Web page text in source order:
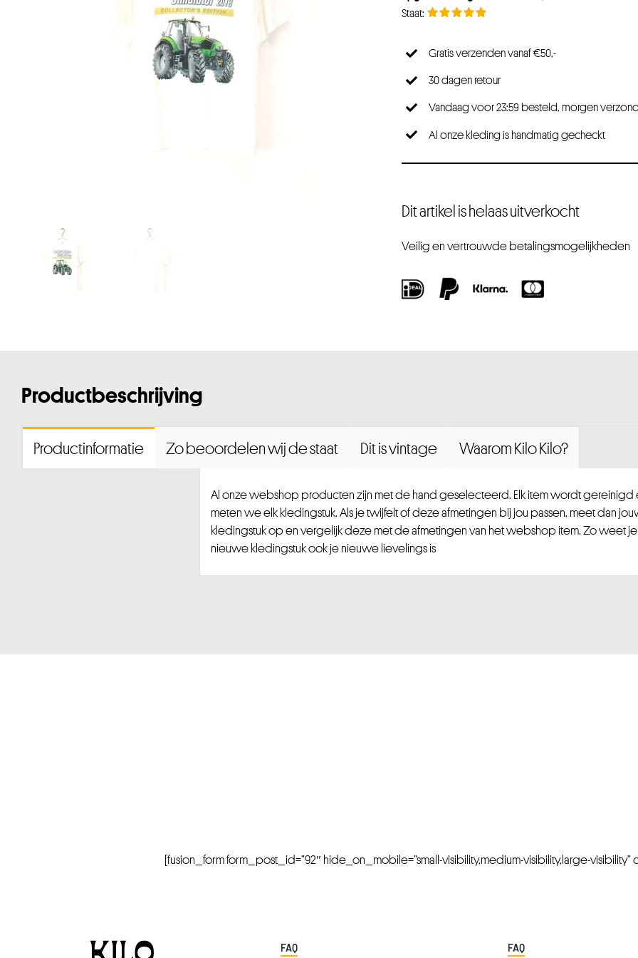
Gratis verzenden vanaf €50,-
30 dagen retour
Vandaag voor 23:59 besteld, morgen
Al onze kleding is handmatig gecheckt
Dit artikel is helaas uitverkocht
Veilig en vertrouwde betalingsmogelijkheden
Productbeschrijving
Productinformatie Zo beoordelen wij de staat Dit is vintage Waarom Kilo Kilo?
Al onze webshop producten zijn met de hand geselecteerd. Elk item wordt gereinigd
meten we elk kledingstuk. Als je twijfelt of deze afmetingen bij jou passen, meet dan
kledingstuk op en vergelijk deze met de afmetingen van het webshop item. Zo weet
nieuwe kledingstuk ook je nieuwe lievelings is
[fusion_form form_post_id=”92″ hide_on_mobile=”small-visibility,medium-visibility,large-visibility”
FAQ FAQ